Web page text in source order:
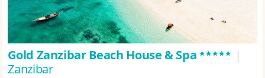
Gold Zanzibar Beach House & Spa***** |
Zanzibar